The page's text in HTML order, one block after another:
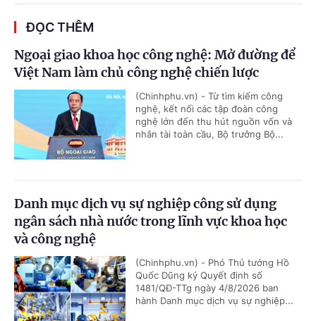
ĐỌC THÊM
Ngoại giao khoa học công nghệ: Mở đường để
Việt Nam làm chủ công nghệ chiến lược
(Chinhphu.vn) - Từ tìm kiếm công
nghệ, kết nối các tập đoàn công
nghệ lớn đến thu hút nguồn vốn và
nhân tài toàn cầu, Bộ trưởng Bộ...
Danh mục dịch vụ sự nghiệp công sử dụng
ngân sách nhà nước trong lĩnh vực khoa học
và công nghệ
(Chinhphu.vn) - Phó Thủ tướng Hồ
Quốc Dũng ký Quyết định số
1481/QĐ-TTg ngày 4/8/2026 ban
hành Danh mục dịch vụ sự nghiệp...